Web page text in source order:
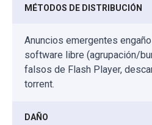
MÉTODOS DE DISTRIBUCIÓN
Anuncios emergentes
software libre (agrupación/
falsos de Flash Player,
torrent.
DAÑO